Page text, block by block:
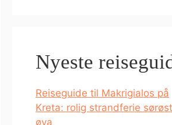
Nyeste
Reiseguide til Makrigialos på
Kreta: rolig strandferie
øya